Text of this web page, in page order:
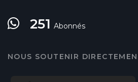
251 Abonnés
NOUS SOUTENIR